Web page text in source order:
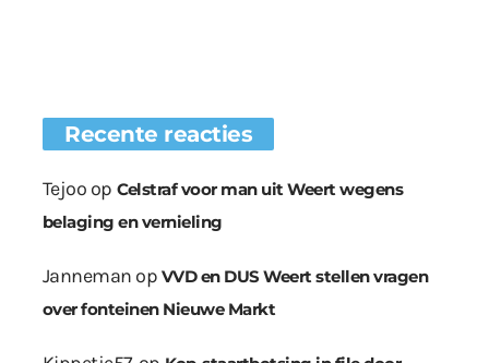
Recente reacties
Tejoo op Celstraf voor man uit Weert wegens
belaging en vernieling
Janneman op VVD en DUS Weert stellen vragen
over fonteinen Nieuwe Markt